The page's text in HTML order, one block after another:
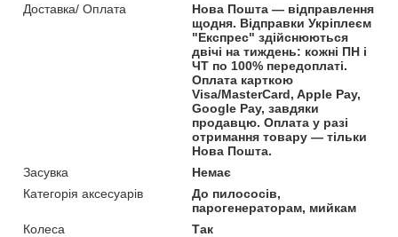
Доставка/ Оплата
Нова Пошта — відправлення
щодня. Відправки Укріплеєм
"Експрес" здійснюються
двічі на тиждень: кожні ПН і
ЧТ по 100% передоплаті.
Оплата карткою
Visa/MasterCard, Apple Pay,
Google Pay, завдяки
продавцю. Оплата у разі
отримання товару — тільки
Нова Пошта.
Засувка
Немає
Категорія аксесуарів
До пилососів,
парогенераторам, мийкам
Колеса
Так